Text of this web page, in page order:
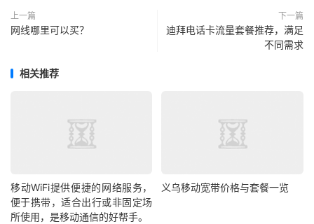
上一篇
网线哪里可以买？
下一篇
迪拜电话卡流量套餐推荐，满足
不同需求
相关推荐
移动WiFi提供便捷的网络服务，
便于携带，适合出行或非固定场
所使用，是移动通信的好帮手。
义乌移动宽带价格与套餐一览